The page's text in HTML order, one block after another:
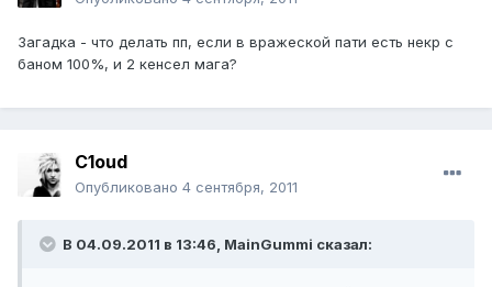
Загадка - что делать пп, если в вражеской пати есть некр с
баном 100%, и 2 кенсел мага?
C1oud
Опубликовано 4 сентября, 2011
В 04.09.2011 в 13:46, MainGummi сказал: